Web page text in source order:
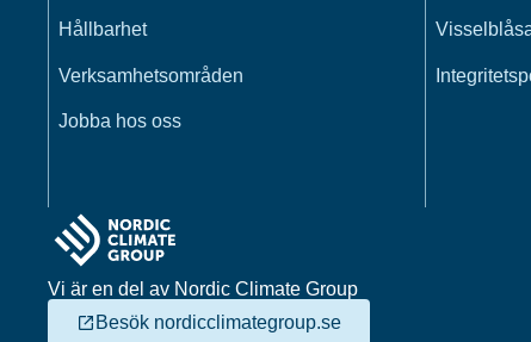
Hållbarhet
Verksamhetsområden
Jobba hos oss
Vi är en del av Nordic Climate Group
Besök nordicclimategroup.se